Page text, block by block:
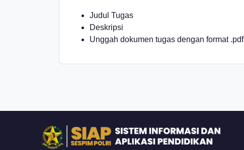
Judul Tugas
Deskripsi
Unggah dokumen tugas dengan format .pdf